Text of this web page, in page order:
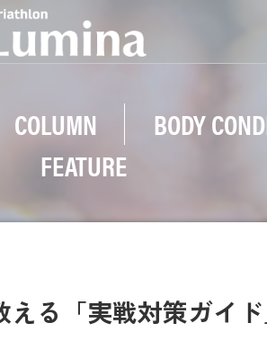
COLUMN
BODY
FEATURE
る「実戦対策ガイ